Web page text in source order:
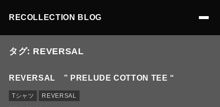
RECOLLECTION BLOG
タグ: REVERSAL
REVERSAL ” PRELUDE COTTON TEE “
Tシャツ
REVERSAL